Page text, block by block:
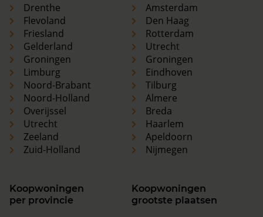
Drenthe
Flevoland
Friesland
Gelderland
Groningen
Limburg
Noord-Brabant
Noord-Holland
Overijssel
Utrecht
Zeeland
Zuid-Holland
Amsterdam
Den Haag
Rotterdam
Utrecht
Groningen
Eindhoven
Tilburg
Almere
Breda
Haarlem
Apeldoorn
Nijmegen
Koopwoningen
per provincie
Koopwoningen
grootste plaatsen